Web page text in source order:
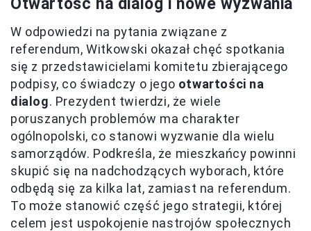
Otwartość na dialog i nowe wyzwania
W odpowiedzi na pytania związane z
referendum, Witkowski okazał chęć spotkania
się z przedstawicielami komitetu zbierającego
podpisy, co świadczy o jego otwartości na
dialog. Prezydent twierdzi, że wiele
poruszanych problemów ma charakter
ogólnopolski, co stanowi wyzwanie dla wielu
samorządów. Podkreśla, że mieszkańcy powinni
skupić się na nadchodzących wyborach, które
odbędą się za kilka lat, zamiast na referendum.
To może stanowić część jego strategii, której
celem jest uspokojenie nastrojów społecznych